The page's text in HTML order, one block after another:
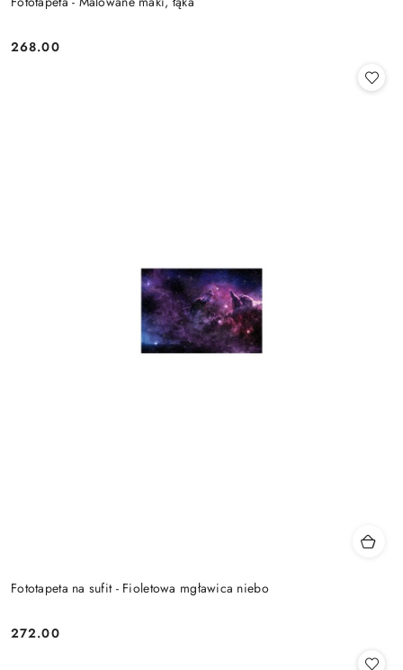
Cena:
268.00
Fototapeta na sufit - Fioletowa mgławica niebo
Cena:
272.00